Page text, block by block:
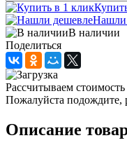
Нашли
В наличии
Поделиться
Рассчитываем стоимость
Пожалуйста подождите,
Описание